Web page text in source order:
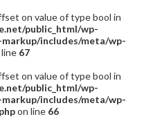
on value of type bool in
public_html/wp-
includes/meta/wp-
67
on value of type bool in
public_html/wp-
includes/meta/wp-
on line 66